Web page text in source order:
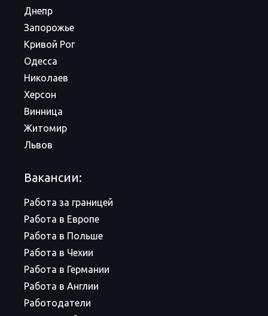
Днепр
Запорожье
Кривой Рог
Одесса
Николаев
Херсон
Винница
Житомир
Львов
Вакансии:
Работа за границей
Работа в Европе
Работа в Польше
Работа в Чехии
Работа в Германии
Работа в Англии
Работодатели